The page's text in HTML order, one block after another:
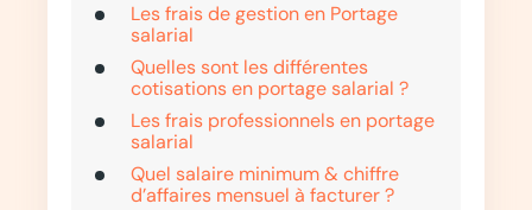
Les frais de gestion en Portage
salarial
Quelles sont les différentes
cotisations en portage salarial ?
Les frais professionnels en portage
salarial
Quel salaire minimum & chiffre
d’affaires mensuel à facturer ?